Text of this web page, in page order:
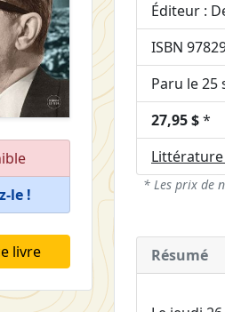
le !
livre
Éditeur :
ISBN
Paru le 25
27,95 $*
* Les prix de
Résumé